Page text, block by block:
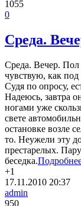
1055
0
Среда.
Среда. Вечер. Пол
чувствую, как
Судя по опросу,
Надеюсь, завтра
ногами уже
свете
остановке возле
то. Неужели эту
престарелых.
беседка.
+1
17.11.2010 20:37
admin
950